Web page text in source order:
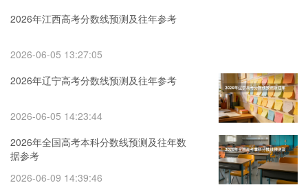
2026年江西高考分数线预测及往年参考
2026-06-05 13:27:05
2026年辽宁高考分数线预测及往年参考
2026-06-05 14:23:44
2026年全国高考本科分数线预测及往年数
据参考
2026-06-09 14:39:46